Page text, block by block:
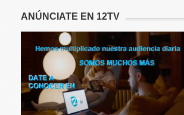
ANÚNCIATE EN 12TV